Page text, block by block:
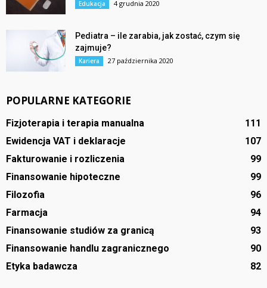
Edukacja 4 grudnia 2020
Pediatra – ile zarabia, jak zostać, czym się
zajmuje?
Kariera 27 października 2020
POPULARNE KATEGORIE
Fizjoterapia i terapia manualna
111
Ewidencja VAT i deklaracje
107
Fakturowanie i rozliczenia
99
Finansowanie hipoteczne
99
Filozofia
96
Farmacja
94
Finansowanie studiów za granicą
93
Finansowanie handlu zagranicznego
90
Etyka badawcza
82